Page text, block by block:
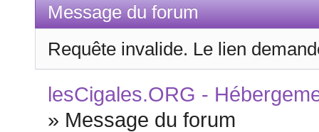
Message du forum
Requête invalide. Le lien
lesCigales.ORG -
» Message du forum